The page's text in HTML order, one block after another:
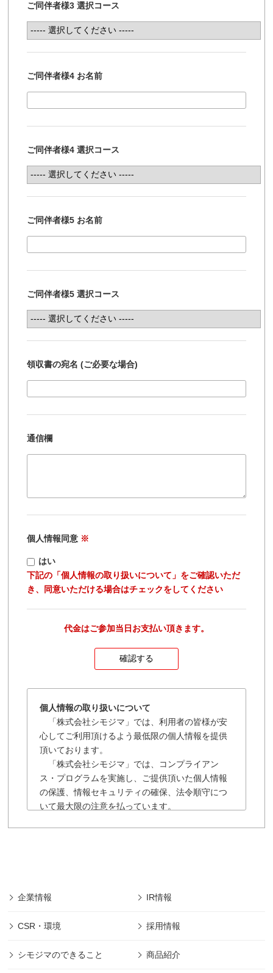
ご同伴者様3 選択コース
ご同伴者様4 お名前
ご同伴者様4 選択コース
ご同伴者様5 お名前
ご同伴者様5 選択コース
領収書の宛名 (ご必要な場合)
通信欄
個人情報同意 ※
はい
下記の「個人情報の取り扱いについて」をご確認いただ
き、同意いただける場合はチェックをしてください
代金はご参加当日お支払い頂きます。
個人情報の取り扱いについて
「株式会社シモジマ」では、利用者の皆様が安
心してご利用頂けるよう最低限の個人情報を提供
頂いております。
「株式会社シモジマ」では、コンプライアン
ス・プログラムを実施し、ご提供頂いた個人情報
の保護、情報セキュリティの確保、法令順守につ
いて最大限の注意を払っています。
報の保護に細心の注意を払うものとします。
供されるサービスのみであります。
■本規約に明記された場合を除き、目的以外の利用
企業情報 IR情報
CSR・環境 採用情報
シモジマのできること 商品紹介